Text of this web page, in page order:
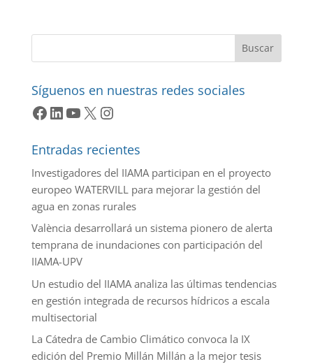
Buscar
Síguenos en nuestras redes sociales
Facebook
LinkedIn
YouTube
X Instagram
Entradas recientes
Investigadores del IIAMA participan en el proyecto
europeo WATERVILL para mejorar la gestión del
agua en zonas rurales
València desarrollará un sistema pionero de alerta
temprana de inundaciones con participación del
IIAMA-UPV
Un estudio del IIAMA analiza las últimas tendencias
en gestión integrada de recursos hídricos a escala
multisectorial
La Cátedra de Cambio Climático convoca la IX
edición del Premio Millán Millán a la mejor tesis